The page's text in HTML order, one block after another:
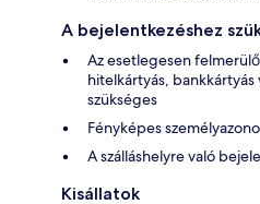
A bejelentkezéshez
Az esetlegesen
hitelkártyás,
szükséges
Fényképes
A szálláshelyre való
Kisállatok